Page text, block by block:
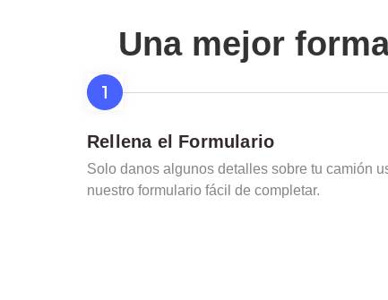
Una mejor
Rellena el Formulario
Solo danos algunos detalles sobre tu camión
nuestro formulario fácil de completar.